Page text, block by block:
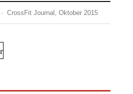
· CrossFit Journal, Oktober 2015